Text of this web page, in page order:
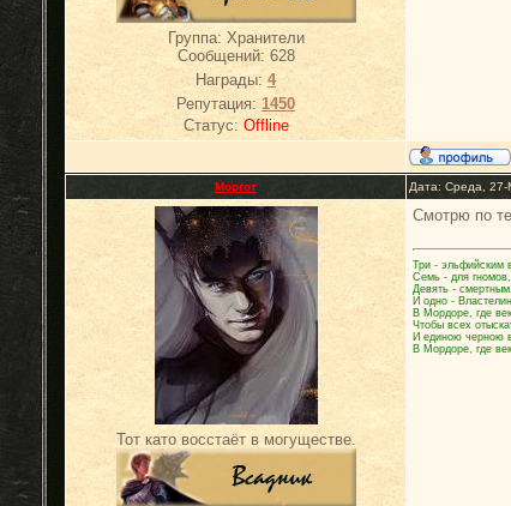
Группа: Хранители
Сообщений: 628
Награды: 4
Репутация:1450
Статус: Offline
Моргот Дата: Среда,
Тот като восстаёт в могуществе.
Смотрю по
Три - эльфийским
Семь - для
Девять -
И одно -
В Мордоре, где
Чтобы всех
И единою черною
В Мордоре, где